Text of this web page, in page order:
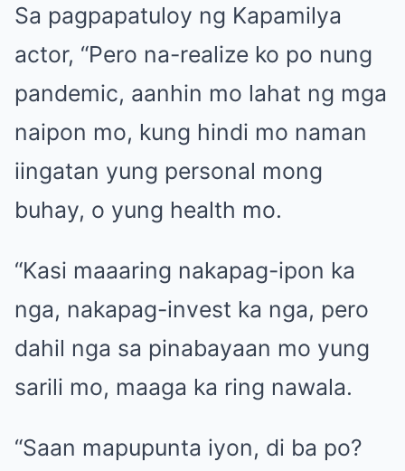
Sa pagpapatuloy ng Kapamilya
actor, “Pero na-realize ko po nung
pandemic, aanhin mo lahat ng mga
naipon mo, kung hindi mo naman
iingatan yung personal mong
buhay, o yung health mo.
“Kasi maaaring nakapag-ipon ka
nga, nakapag-invest ka nga, pero
dahil nga sa pinabayaan mo yung
sarili mo, maaga ka ring nawala.
“Saan mapupunta iyon, di ba po?